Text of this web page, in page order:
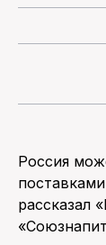
Россия
рассказал